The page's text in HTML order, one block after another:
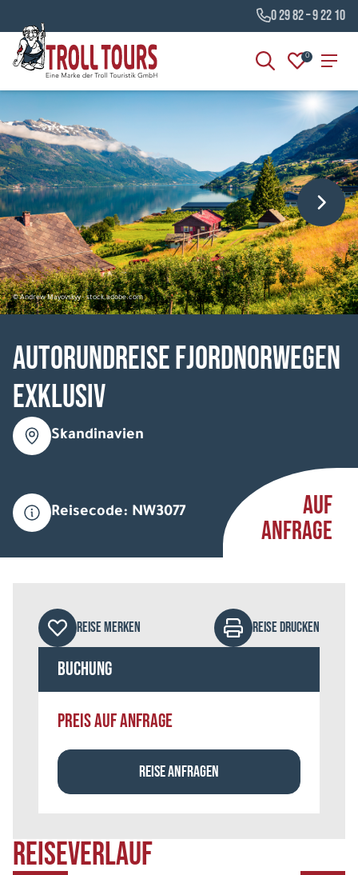
0 29 82 – 9 22 10
0
© Andrew Mayovskyy - stock.adobe.com
Autorundreise Fjordnorwegen
Exklusiv
Skandinavien
Reisecode: NW3077
AUF
ANFRAGE
REISEVERLAUF
REISE MERKEN REISE DRUCKEN
Buchung
PREIS AUF ANFRAGE
REISE ANFRAGEN